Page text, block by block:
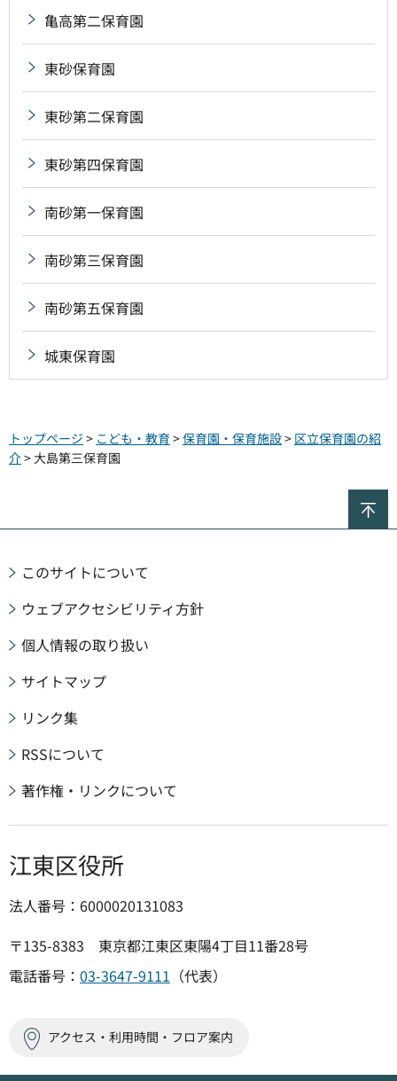
亀高第二保育園
東砂保育園
東砂第二保育園
東砂第四保育園
南砂第一保育園
南砂第三保育園
南砂第五保育園
城東保育園
トップページ > こども・教育>保育園・保育施設> 区立保育園の紹
介> 大島第三保育園
このサイトについて
ウェブアクセシビリティ方針
個人情報の取り扱い
サイトマップ
リンク集
RSSについて
著作権・リンクについて
江東区役所
法人番号：6000020131083
〒135-8383 東京都江東区東陽4丁目11番28号
電話番号： 03-3647-9111 （代表）
アクセス・利用時間・フロア案内